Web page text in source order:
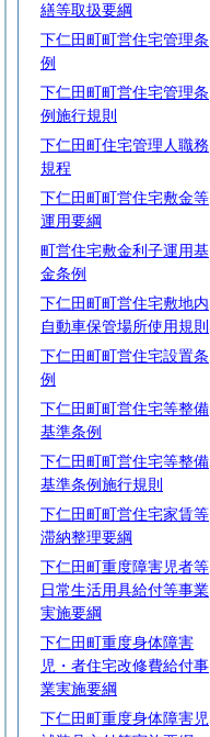
繕等取扱要綱
下仁田町町営住宅管理条
例
下仁田町町営住宅管理条
例施行規則
下仁田町住宅管理人職務
規程
下仁田町町営住宅敷金等
運用要綱
町営住宅敷金利子運用基
金条例
下仁田町町営住宅敷地内
自動車保管場所使用規則
下仁田町町営住宅設置条
例
下仁田町町営住宅等整備
基準条例
下仁田町町営住宅等整備
基準条例施行規則
下仁田町町営住宅家賃等
滞納整理要綱
下仁田町重度障害児者等
日常生活用具給付等事業
実施要綱
下仁田町重度身体障害
児・者住宅改修費給付事
業実施要綱
下仁田町重度身体障害児